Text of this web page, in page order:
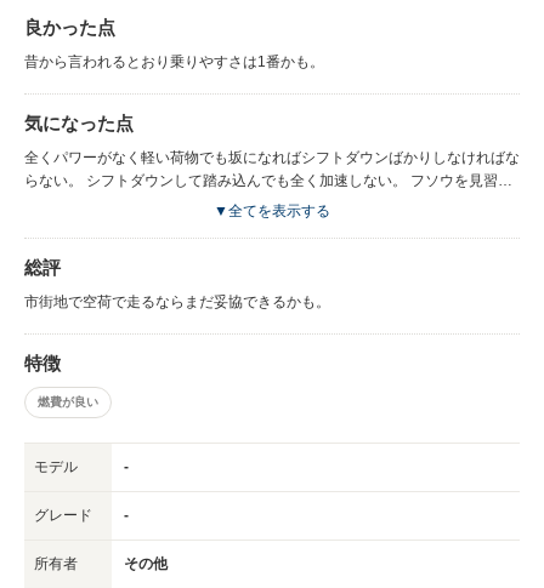
良かった点
昔から言われるとおり乗りやすさは1番かも。
気になった点
全くパワーがなく軽い荷物でも坂になればシフトダウンばかりしなければな
らない。 シフトダウンして踏み込んでも全く加速しない。 フソウを見習っ
▼全てを表示する
総評
市街地で空荷で走るならまだ妥協できるかも。
特徴
燃費が良い
モデル -
グレード -
所有者 その他